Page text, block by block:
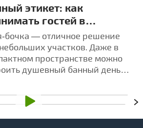
этикет: как
гостей в
бане‑бочке
— отличное решение
участков. Даже в
пространстве можно
душевный банный день